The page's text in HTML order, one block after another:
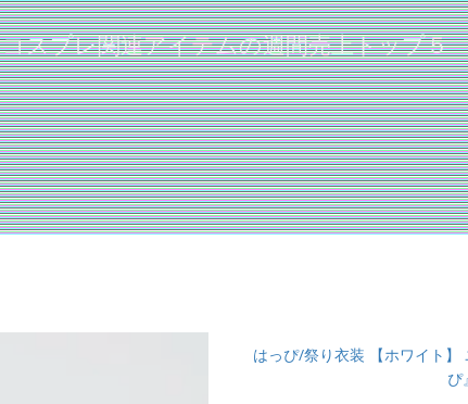
コスプレ関連アイテムの週間売上トップ５
はっぴ/祭り衣装 【ホワイト
ぴ